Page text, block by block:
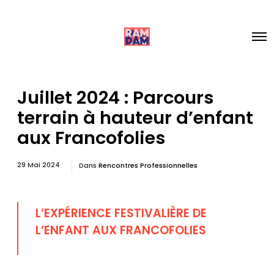
Juillet 2024 : Parcours
terrain à hauteur d’enfant
aux Francofolies
29 Mai 2024 Dans Rencontres Professionnelles
L’EXPÉRIENCE FESTIVALIÈRE DE
L’ENFANT AUX FRANCOFOLIES